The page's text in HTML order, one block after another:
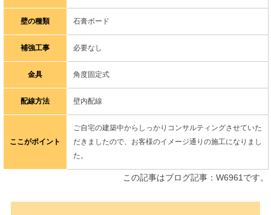
壁の種類 石膏ボード
補強工事 必要なし
金具 角度固定式
配線方法 壁内配線
ここがポイント
ご自宅の建築中からしっかりコンサルティングさせていた
だきましたので、お客様のイメージ通りの施工になりまし
た。
この記事はブログ記事：W6961です。